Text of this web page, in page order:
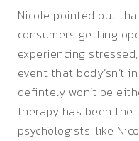
Nicole pointed out
consumers getting
experiencing
event that body’sn’t
defintely won’t be
therapy has been
psychologists, like